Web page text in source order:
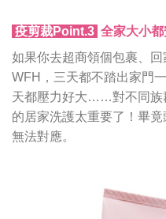
疫剪裁Point.3 全家大小
如果你去超商領個包裹、
WFH，三天都不踏出家門
天都壓力好大……對不同族
的居家洗護太重要了！畢
無法對應。